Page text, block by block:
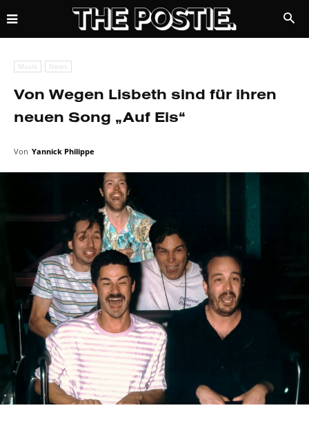
Musik News
Von Wegen Lisbeth sind für ihren
neuen Song „Auf Eis“
Von Yannick Philippe